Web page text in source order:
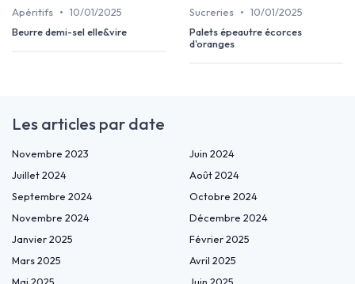
Apéritifs • 10/01/2025
Beurre demi-sel elle&vire
Sucreries • 10/01/2025
Palets épeautre écorces
d'oranges
Les articles par date
Novembre 2023
Juin 2024
Juillet 2024
Août 2024
Septembre 2024
Octobre 2024
Novembre 2024
Décembre 2024
Janvier 2025
Février 2025
Mars 2025
Avril 2025